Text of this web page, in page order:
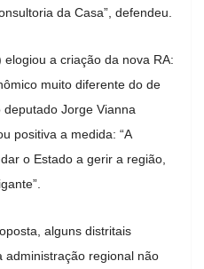
da Casa”, defendeu.
a criação da nova RA:
muito diferente do de
deputado Jorge Vianna
positiva a medida: “A
o Estado a gerir a região,
alguns distritais
administração regional não